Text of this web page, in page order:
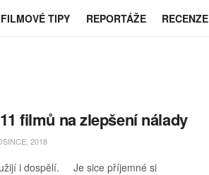
FILMOVÉ TIPY REPORTÁŽE RECENZE
filmů na zlepšení nálady
2018
i dospělí. Je sice příjemné si